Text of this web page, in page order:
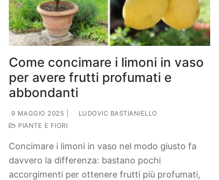
Piante e fiori
Lifestyle
Viaggi
Zodiaco
Come concimare i limoni in vaso
per avere frutti profumati e
abbondanti
9 MAGGIO 2025
LUDOVIC BASTIANIELLO
PIANTE E FIORI
Concimare i limoni in vaso nel modo giusto fa
davvero la differenza: bastano pochi
accorgimenti per ottenere frutti più profumati,